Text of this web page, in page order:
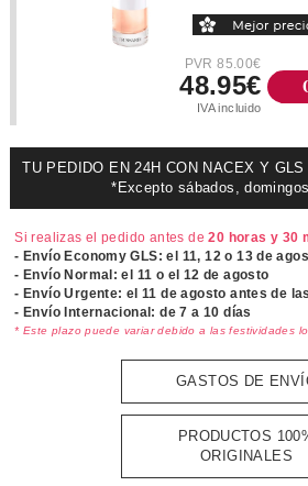
PVR 85.00€
48.95€
IVA incluido
TU PEDIDO EN 24H CON NACEX Y
*Excepto sábados,
Si realizas el pedido antes de20 horas y 30
- Envío Economy GLS: el 11, 12 o 13 de
- Envío Normal: el 11 o el 12 de agosto
- Envío Urgente: el11 de agosto antes de
- Envío Internacional: de 7 a 10 días
* Este plazo puede variar debido a las festividades
GASTOS DE
PRODUCTOS
ORIGINALES